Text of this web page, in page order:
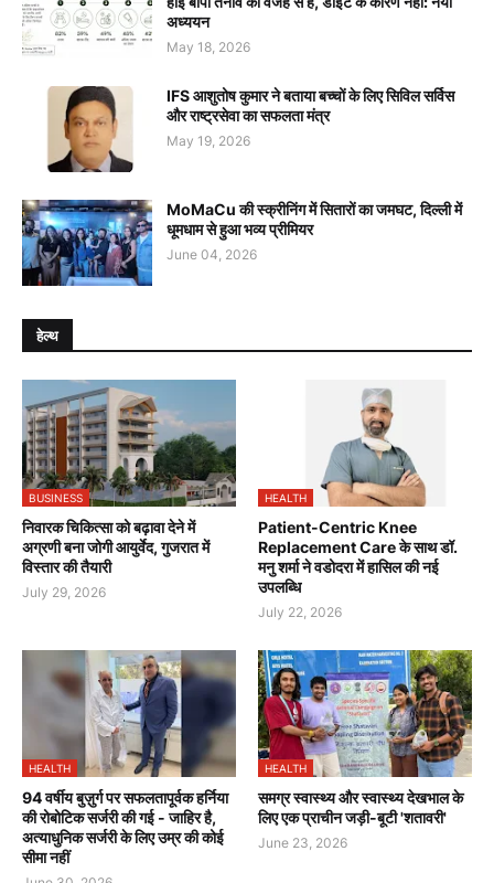
अध्ययन
May 18, 2026
IFS आशुतोष कुमार ने बताया बच्चों के लिए सिविल सर्विस
और राष्ट्रसेवा का सफलता मंत्र
May 19, 2026
MoMaCu की स्क्रीनिंग में सितारों का जमघट, दिल्ली में
धूमधाम से हुआ भव्य प्रीमियर
June 04, 2026
हेल्थ
BUSINESS
निवारक चिकित्सा को बढ़ावा देने में
अग्रणी बना जोगी आयुर्वेद, गुजरात में
विस्तार की तैयारी
July 29, 2026
HEALTH
Patient-Centric Knee
Replacement Care के साथ डॉ.
मनु शर्मा ने वडोदरा में हासिल की नई
उपलब्धि
July 22, 2026
HEALTH
94 वर्षीय बुज़ुर्ग पर सफलतापूर्वक हर्निया
की रोबोटिक सर्जरी की गई - जाहिर है,
अत्याधुनिक सर्जरी के लिए उम्र की कोई
सीमा नहीं
HEALTH
समग्र स्वास्थ्य और स्वास्थ्य देखभाल के
लिए एक प्राचीन जड़ी-बूटी 'शतावरी'
June 23, 2026